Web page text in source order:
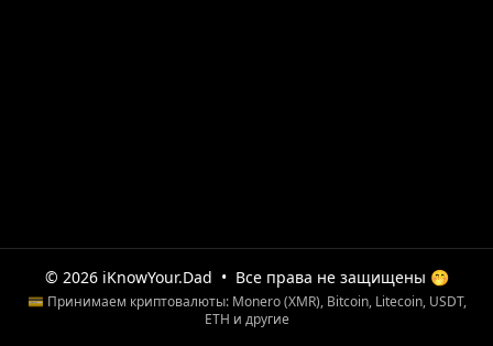
© 2026 iKnowYour.Dad • Все права не защищены 🤭
💳 Принимаем криптовалюты: Monero (XMR), Bitcoin, Litecoin, USDT,
ETH и другие